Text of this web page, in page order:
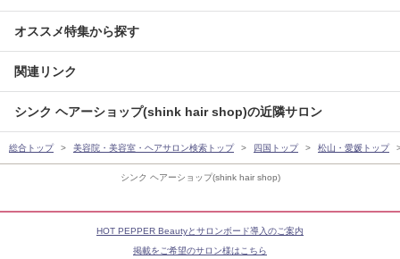
シンク ヘアーショップ(shink hair shop)
オススメ特集から探す
関連リンク
シンク ヘアーショップ(shink hair shop)の近隣サロン
総合トップ 美容院・美容室・ヘアサロン検索トップ 四国トップ 松山・愛媛トップ
HOT PEPPER Beautyとサロンボード導入のご案内
掲載をご希望のサロン様はこちら